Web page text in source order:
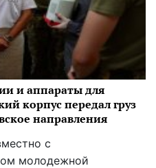
и аппараты для
корпус передал груз
направления
с
молодежной